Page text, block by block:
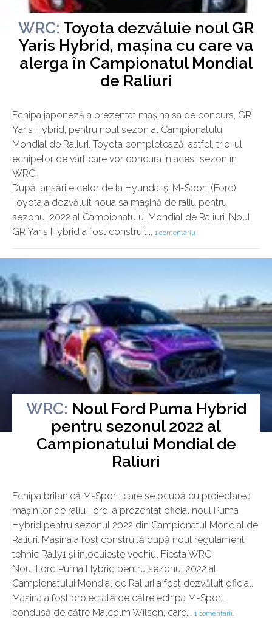
Joi, 20 Ianuarie 2022
WRC: Toyota dezvăluie noul GR
Yaris Hybrid, mașina cu care va
alerga în Campionatul Mondial
de Raliuri
Echipa japoneză a prezentat mașina sa de concurs, GR
Yaris Hybrid, pentru noul sezon al Campionatului
Mondial de Raliuri. Toyota completează, astfel, trio-ul
echipelor de vârf care vor concura în acest sezon în
WRC.
După lansările celor de la Hyundai și M-Sport (Ford),
Toyota a dezvăluit noua sa mașină de raliu pentru
sezonul 2022 al Campionatului Mondial de Raliuri. Noul
GR Yaris Hybrid a fost construit... 1 comentariu
Luni, 17 Ianuarie 2022
WRC: Noul Ford Puma Hybrid
pentru sezonul 2022 al
Campionatului Mondial de
Raliuri
Echipa britanică M-Sport, care se ocupă cu proiectarea
mașinilor de raliu Ford, a prezentat oficial noul Puma
Hybrid pentru sezonul 2022 din Campionatul Mondial de
Raliuri. Mașina a fost construită după noul regulament
tehnic Rally1 și înlocuiește vechiul Fiesta WRC.
Noul Ford Puma Hybrid pentru sezonul 2022 al
Campionatului Mondial de Raliuri a fost dezvăluit oficial.
Mașina a fost proiectată de către echipa M-Sport,
condusă de către Malcolm Wilson, care... 1 comentariu